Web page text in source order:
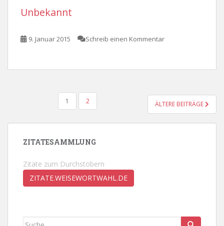
Unbekannt
9. Januar 2015 Schreib einen Kommentar
SEITENNUMMERIERUNG
BEITRÄGE
1 2 ÄLTERE BEITRÄGE
ZITATESAMMLUNG
Zitate zum Durchstöbern
ZITATE.WEISEWORTWAHL.DE
Suche